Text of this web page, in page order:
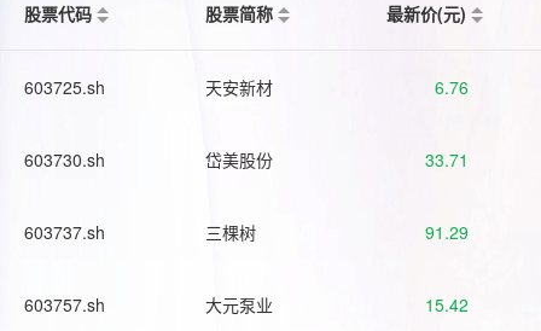
股票代码
股票简称 最新价(元)
603725.sh 天安新材 6.76
603730.sh 岱美股份 33.71
603737.sh 三棵树 91.29
603757.sh 大元泵业 15.42